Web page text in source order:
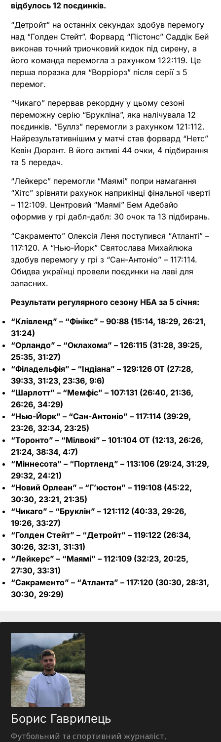
відбулось 12 поєдинків.
“Детройт” на останніх секундах здобув перемогу
над “Голден Стейт”. Форвард “Пістонс” Саддік Бей
виконав точний триочковий кидок під сирену, а
його команда перемогла з рахунком 122:119. Це
перша поразка для “Ворріорз” після серії з 5
перемог.
“Чикаго” перервав рекордну у цьому сезоні
переможну серію “Брукліна”, яка налічувала 12
поєдинків. “Буллз” перемогли з рахунком 121:112.
Найрезультативнішим у матчі став форвард “Нетс”
Кевін Дюрант. В його активі 44 очки, 4 підбирання
та 5 передач.
“Лейкерс” перемогли “Маямі” попри намагання
“Хітс” зрівняти рахунок наприкінці фінальної чверті
– 112:109. Центровий “Маямі” Бем Адебайо
оформив у грі дабл-дабл: 30 очок та 13 підбирань.
“Сакраменто” Олексія Леня поступився “Атланті” –
117:120. А “Нью-Йорк” Святослава Михайлюка
здобув перемогу у грі з “Сан-Антоніо” – 117:114.
Обидва українці провели поєдинки на лаві для
запасних.
Результати регулярного сезону НБА за 5 січня:
“Клівленд” – “Фінікс” – 90:88 (15:14, 18:29, 26:21,
31:24)
“Орландо” – “Оклахома” – 126:115 (31:28, 39:25,
25:35, 31:27)
“Філадельфія” – “Індіана” – 129:126 OT (27:28,
39:33, 31:23, 23:36, 9:6)
“Шарлотт” – “Мемфіс” – 107:131 (26:40, 21:36,
26:26, 34:29)
“Нью-Йорк” – “Сан-Антоніо” – 117:114 (39:29,
23:26, 32:34, 23:25)
“Торонто” – “Мілвокі” – 101:104 OT (12:13, 26:26,
21:24, 38:34, 4:7)
“Міннесота” – “Портленд” – 113:106 (29:24, 31:29,
29:32, 24:21)
“Новий Орлеан” – “Г’юстон” – 119:108 (45:22,
30:30, 23:21, 21:35)
“Чикаго” – “Бруклін” – 121:112 (40:33, 29:26,
19:26, 33:27)
“Голден Стейт” – “Детройт” – 119:122 (26:34,
30:26, 32:31, 31:31)
“Лейкерс” – “Маямі” – 112:109 (32:23, 20:25,
27:30, 33:31)
“Сакраменто” – “Атланта” – 117:120 (30:30, 28:31,
30:30, 29:29)
Борис Гаврилець
Футбольний та спортивний журналіст,